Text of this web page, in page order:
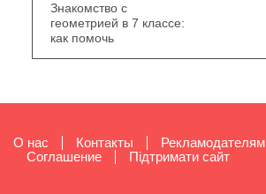
Знакомство с
геометрией в 7 классе:
как помочь
О нас Контакты
Рекламодателям
Cоглашение
Підтримати сайт